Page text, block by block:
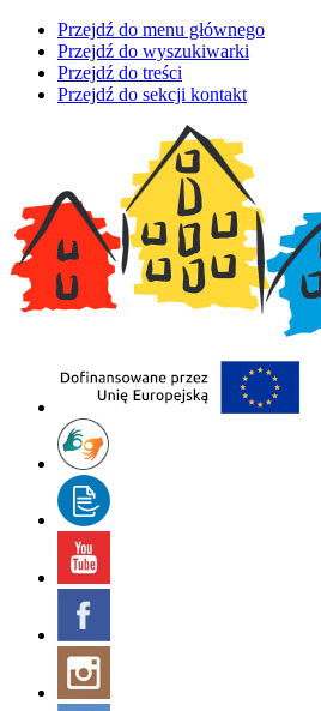
Przejdź do menu głównego
Przejdź do wyszukiwarki
Przejdź do treści
Przejdź do sekcji kontakt